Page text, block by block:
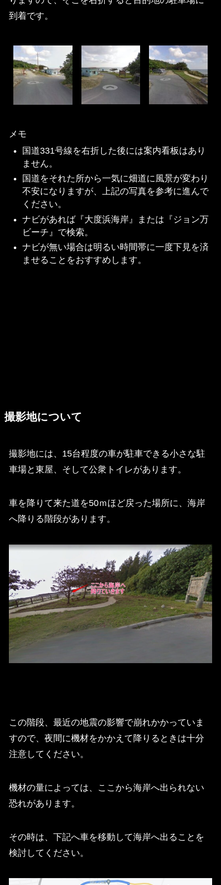
到着です。
メモ
国道331号線を右折した後には案内看板はあり
ません。
国道をそれた所から一気に畑道に風景が変わり
不安になりますが、上記の写真を参考に進んで
ください。
ナビがあれば『大度浜海岸』または『ジョン万
ビーチ』で検索。
ナビが無い場合は明るい時間帯に一度下見を済
ませることをおすすめします。
撮影地について
撮影地には、15台程度の車が駐車できる小さな駐
車場と東屋、そして公衆トイレがあります。
車を降りて来た道を50ｍほど戻った場所に、海岸
へ降りる階段があります。
この階段、最近の地震の影響で崩れかかっていま
すので、夜間に機材をかかえて降りるときは十分
注意してください。
機材の量によっては、ここから海岸へ出られない
恐れがあります。
その時は、下記へ車を移動して海岸へ出ることを
検討してください。